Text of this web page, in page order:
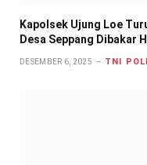
Kapolsek Ujung Loe
Desa Seppang Dibakar
DESEMBER 6, 2025 TNI